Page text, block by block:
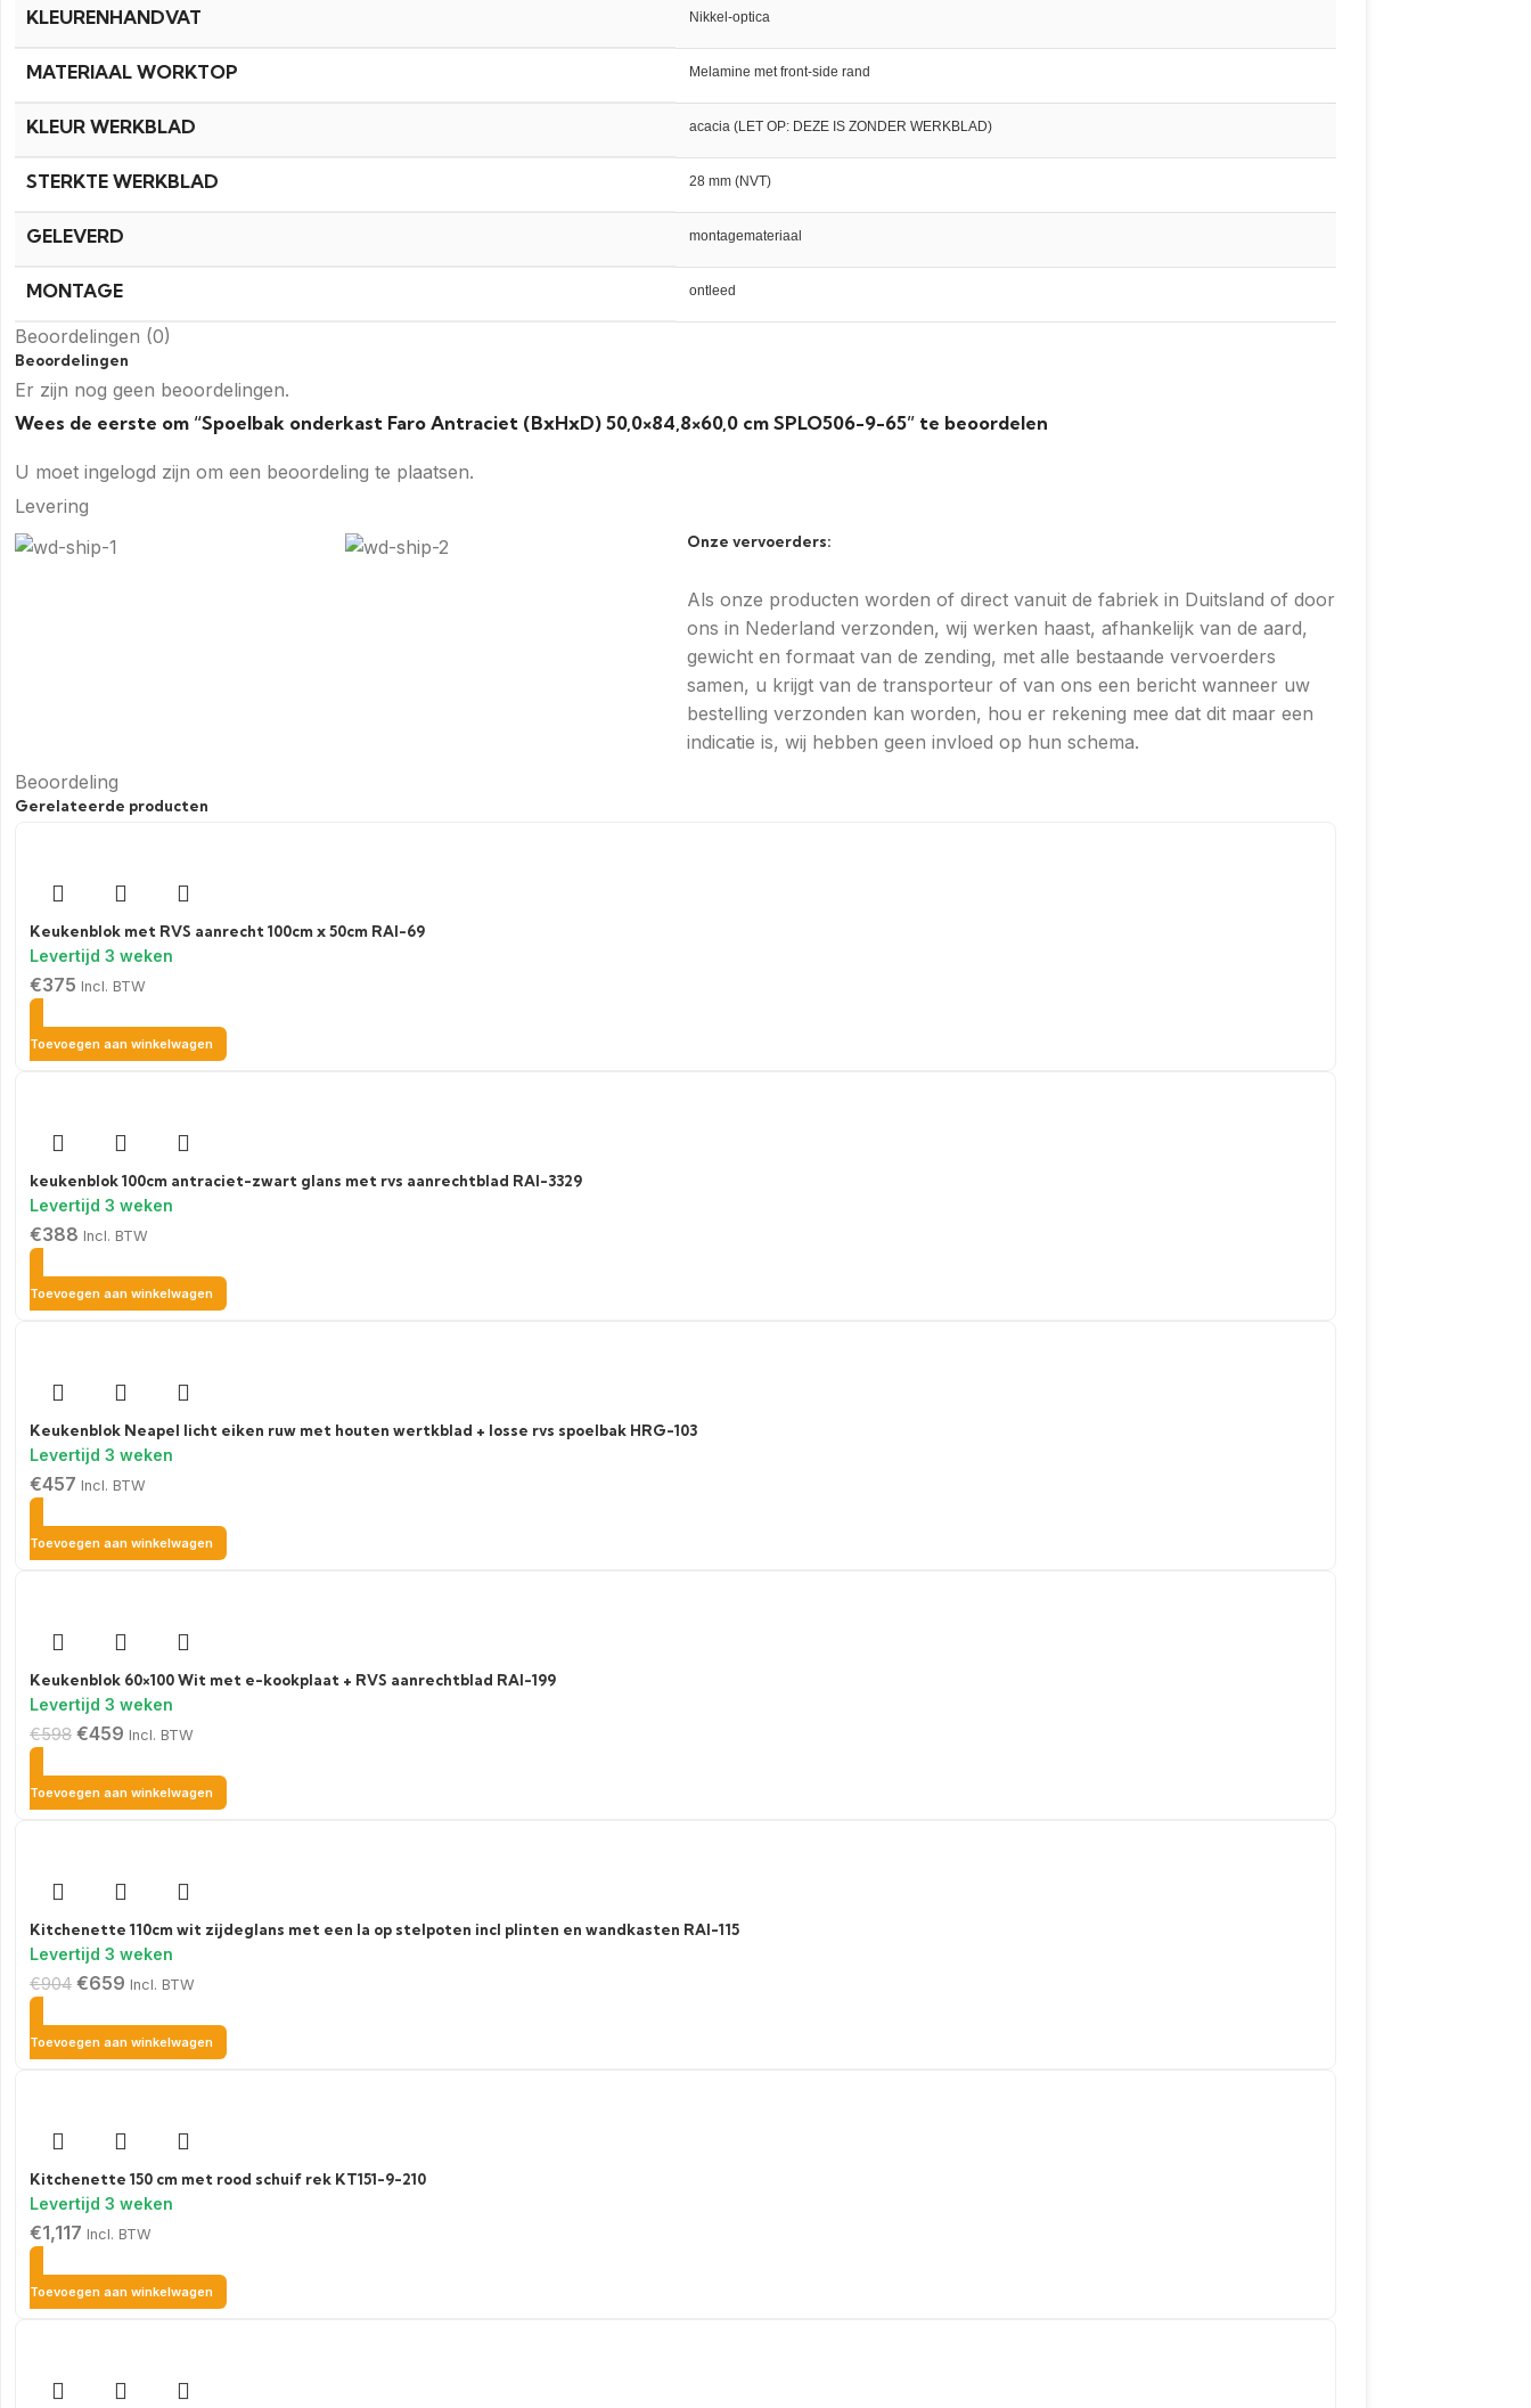
KLEURENHANDVAT Nikkel-optica
MATERIAAL WORKTOP Melamine met front-side rand
KLEUR WERKBLAD acacia (LET OP: DEZE IS ZONDER WERKBLAD)
STERKTE WERKBLAD 28 mm (NVT)
GELEVERD montagemateriaal
MONTAGE ontleed
Beoordelingen (0)
Beoordelingen
Er zijn nog geen beoordelingen.
Wees de eerste om “Spoelbak onderkast Faro Antraciet (BxHxD) 50,0×84,8×60,0 cm SPLO506-9-65” te beoordelen
U moet ingelogd zijn om een beoordeling te plaatsen.
Levering
Onze vervoerders:
Als onze producten worden of direct vanuit de fabriek in Duitsland of door
ons in Nederland verzonden, wij werken haast, afhankelijk van de aard,
gewicht en formaat van de zending, met alle bestaande vervoerders
samen, u krijgt van de transporteur of van ons een bericht wanneer uw
bestelling verzonden kan worden, hou er rekening mee dat dit maar een
indicatie is, wij hebben geen invloed op hun schema.
Beoordeling
Gerelateerde producten
Keukenblok met RVS aanrecht 100cm x 50cm RAI-69
€375 Incl. BTW
Toevoegen aan winkelwagen
keukenblok 100cm antraciet-zwart glans met rvs aanrechtblad RAI-3329
€388 Incl. BTW
Toevoegen aan winkelwagen
Keukenblok Neapel licht eiken ruw met houten wertkblad + losse rvs spoelbak HRG-103
€457 Incl. BTW
Toevoegen aan winkelwagen
Keukenblok 60×100 Wit met e-kookplaat + RVS aanrechtblad RAI-199
€598 €459 Incl. BTW
Toevoegen aan winkelwagen
Kitchenette 110cm wit zijdeglans met een la op stelpoten incl plinten en wandkasten RAI-115
€904 €659 Incl. BTW
Toevoegen aan winkelwagen
Kitchenette 150 cm met rood schuif rek KT151-9-210
€1,117 Incl. BTW
Toevoegen aan winkelwagen